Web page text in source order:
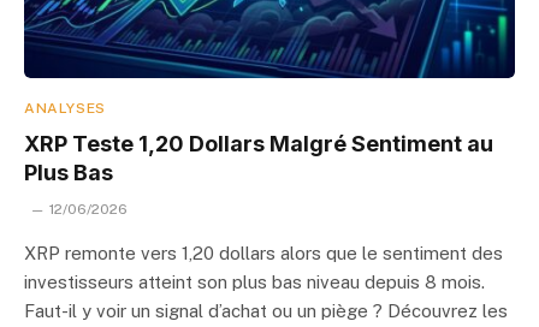
ANALYSES
XRP Teste 1,20 Dollars Malgré Sentiment au
Plus Bas
12/06/2026
XRP remonte vers 1,20 dollars alors que le sentiment des
investisseurs atteint son plus bas niveau depuis 8 mois.
Faut-il y voir un signal d’achat ou un piège ? Découvrez les